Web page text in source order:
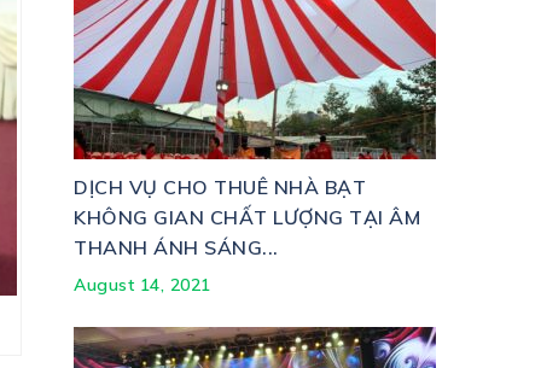
DỊCH VỤ CHO THUÊ NHÀ BẠT
KHÔNG GIAN CHẤT LƯỢNG TẠI ÂM
THANH ÁNH SÁNG...
August 14, 2021